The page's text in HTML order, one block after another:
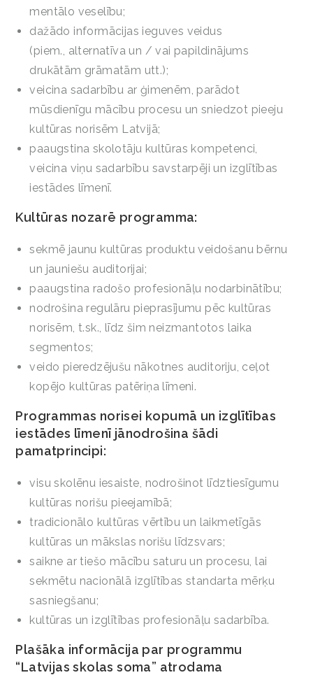
mentālo veselību;
dažādo informācijas ieguves veidus
(piem., alternatīva un / vai papildinājums
drukātām grāmatām utt.);
veicina sadarbību ar ģimenēm, parādot
mūsdienīgu mācību procesu un sniedzot pieeju
kultūras norisēm Latvijā;
paaugstina skolotāju kultūras kompetenci,
veicina viņu sadarbību savstarpēji un izglītības
iestādes līmenī.
Kultūras nozarē programma:
sekmē jaunu kultūras produktu veidošanu bērnu
un jauniešu auditorijai;
paaugstina radošo profesionāļu nodarbinātību;
nodrošina regulāru pieprasījumu pēc kultūras
norisēm, t.sk., līdz šim neizmantotos laika
segmentos;
veido pieredzējušu nākotnes auditoriju, ceļot
kopējo kultūras patēriņa līmeni.
Programmas norisei kopumā un izglītības
iestādes līmenī jānodrošina šādi
pamatprincipi:
visu skolēnu iesaiste, nodrošinot līdztiesīgumu
kultūras norišu pieejamībā;
tradicionālo kultūras vērtību un laikmetīgās
kultūras un mākslas norišu līdzsvars;
saikne ar tiešo mācību saturu un procesu, lai
sekmētu nacionālā izglītības standarta mērķu
sasniegšanu;
kultūras un izglītības profesionāļu sadarbība.
Plašāka informācija par programmu
“Latvijas skolas soma” atrodama